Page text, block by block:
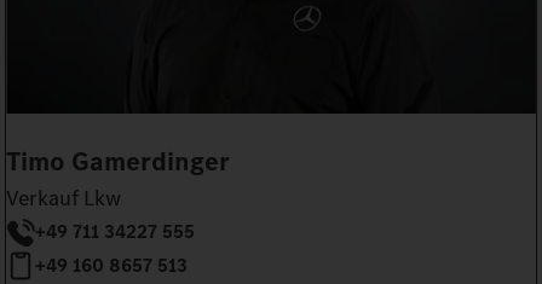
Timo Gamerdinger
Verkauf Lkw
+49 711 34227 555
+49 160 8657 513